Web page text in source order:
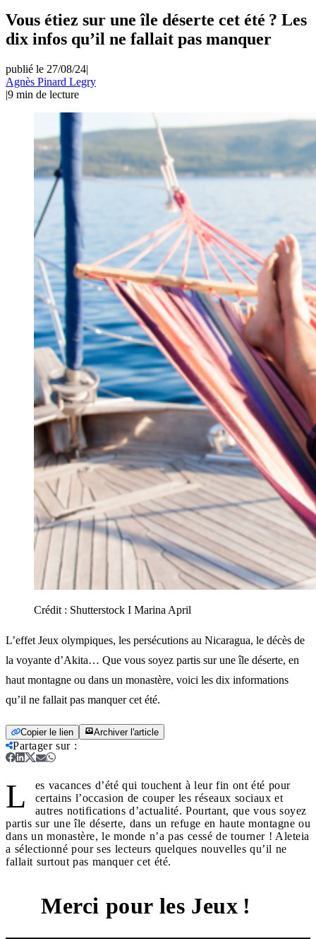
Vous étiez sur une île déserte cet été ? Les
dix infos qu’il ne fallait pas manquer
publié le 27/08/24|
Agnès Pinard Legry
|9 min de lecture
Crédit : Shutterstock I Marina April
L’effet Jeux olympiques, les persécutions au Nicaragua, le décès de
la voyante d’Akita… Que vous soyez partis sur une île déserte, en
haut montagne ou dans un monastère, voici les dix informations
qu’il ne fallait pas manquer cet été.
Copier le lien Archiver l'article
Partager sur:
L
es vacances d’été qui touchent à leur fin ont été pour
certains l’occasion de couper les réseaux sociaux et
autres notifications d’actualité. Pourtant, que vous soyez
partis sur une île déserte, dans un refuge en haute montagne ou
dans un monastère, le monde n’a pas cessé de tourner ! Aleteia
a sélectionné pour ses lecteurs quelques nouvelles qu’il ne
fallait surtout pas manquer cet été.
Merci pour les Jeux !